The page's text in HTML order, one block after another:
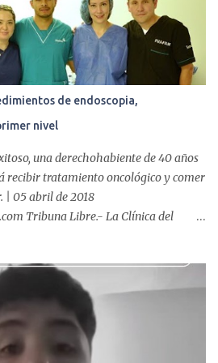
de endoscopia,
nivel
una derechohabiente de 40 años
recibir tratamiento oncológico y comer
| 05 abril de 2018
Tribuna Libre.- La Clínica del
y colangiopancreatografía
con equipo de alta tecnología de
especialistas certificados. Además
de última tecnología que permiten
y sin dolor para el paciente, a